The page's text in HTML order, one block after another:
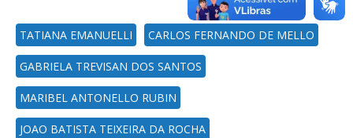
TATIANA EMANUELLI CARLOS FERNANDO DE MELLO
GABRIELA TREVISAN DOS SANTOS
MARIBEL ANTONELLO RUBIN
JOAO BATISTA TEIXEIRA DA ROCHA